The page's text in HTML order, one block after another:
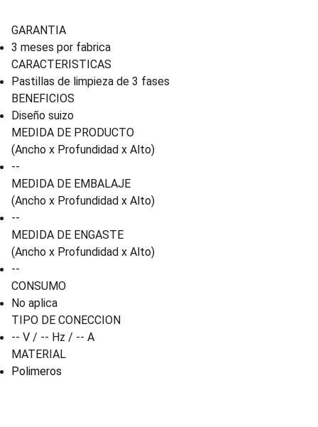
GARANTIA
3 meses por fabrica
CARACTERISTICAS
Pastillas de limpieza de 3 fases
BENEFICIOS
Diseño suizo
MEDIDA DE PRODUCTO
(Ancho x Profundidad x Alto)
--
MEDIDA DE EMBALAJE
(Ancho x Profundidad x Alto)
--
MEDIDA DE ENGASTE
(Ancho x Profundidad x Alto)
--
CONSUMO
No aplica
TIPO DE CONECCION
-- V / -- Hz / -- A
MATERIAL
Polimeros